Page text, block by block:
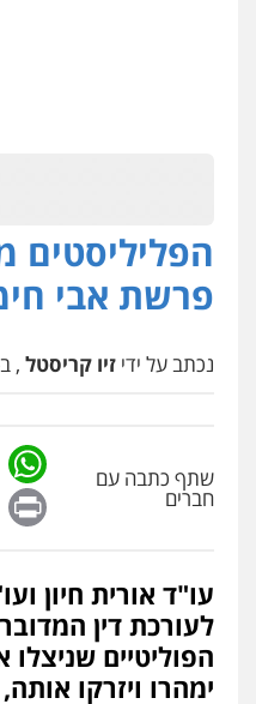
הפליליסטים
פרשת אבי
נכתב על ידי זיו קריסטל , ב-02/02/
שתף כתבה עם
חברים
עו"ד אורית חיון
לעורכת דין
הפוליטיים
ימהרו ויזרקו